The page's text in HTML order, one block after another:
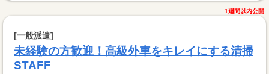
1週間以内公開
[一般派遣]
未経験の方歓迎！高級外車をキレイにする清掃
STAFF